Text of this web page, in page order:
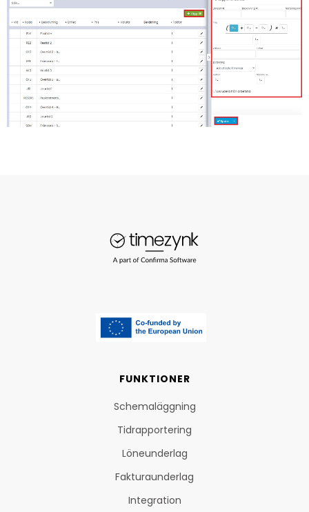
FUNKTIONER
Schemaläggning
Tidrapportering
Löneunderlag
Fakturaunderlag
Integration